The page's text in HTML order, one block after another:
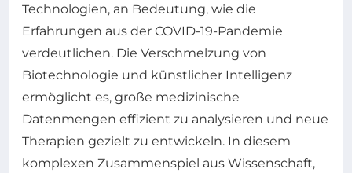
Technologien, an Bedeutung, wie die
Erfahrungen aus der COVID-19-Pandemie
verdeutlichen. Die Verschmelzung von
Biotechnologie und künstlicher Intelligenz
ermöglicht es, große medizinische
Datenmengen effizient zu analysieren und neue
Therapien gezielt zu entwickeln. In diesem
komplexen Zusammenspiel aus Wissenschaft,